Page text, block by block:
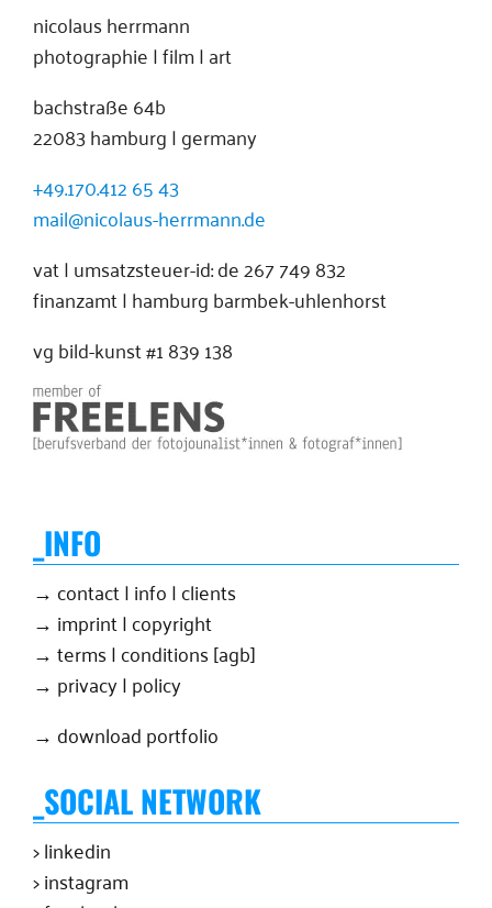
nicolaus herrmann
photographie | film | art
bachstraße 64b
22083 hamburg | germany
+49.170.412 65 43
mail@nicolaus-herrmann.de
vat | umsatzsteuer-id: de 267 749 832
finanzamt | hamburg barmbek-uhlenhorst
vg bild-kunst #1 839 138
_INFO
→ contact | info | clients
→ imprint | copyright
→ terms | conditions [agb]
→ privacy | policy
→ download portfolio
_SOCIAL NETWORK
> linkedin
> instagram